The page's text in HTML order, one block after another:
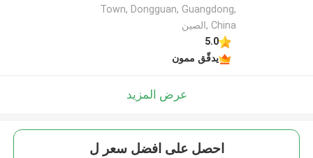
Town, Dongguan, Guangdong,
China ,الصين
5.0
يدقّق ممون
عرض المزيد
احصل على افضل سعر ل